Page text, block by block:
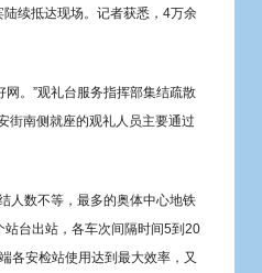
续抵达现场。记者获悉，4万余
。”观礼台服务指挥部集结疏散
街南侧就座的观礼人员主要通过
人数不等，最多的奥体中心地铁
台出站，各车次间隔时间5到20
各安检站使用达到最大效率，又